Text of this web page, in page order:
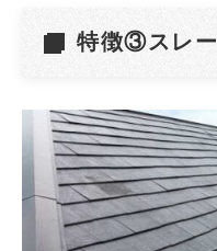
特徴③スレ